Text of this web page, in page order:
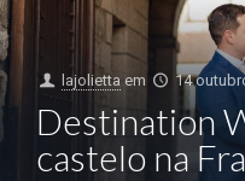
lajolietta em 14
Destination
castelo na